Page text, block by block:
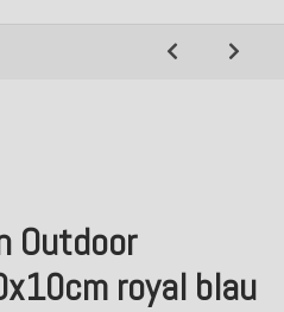
Outdoor
royal blau